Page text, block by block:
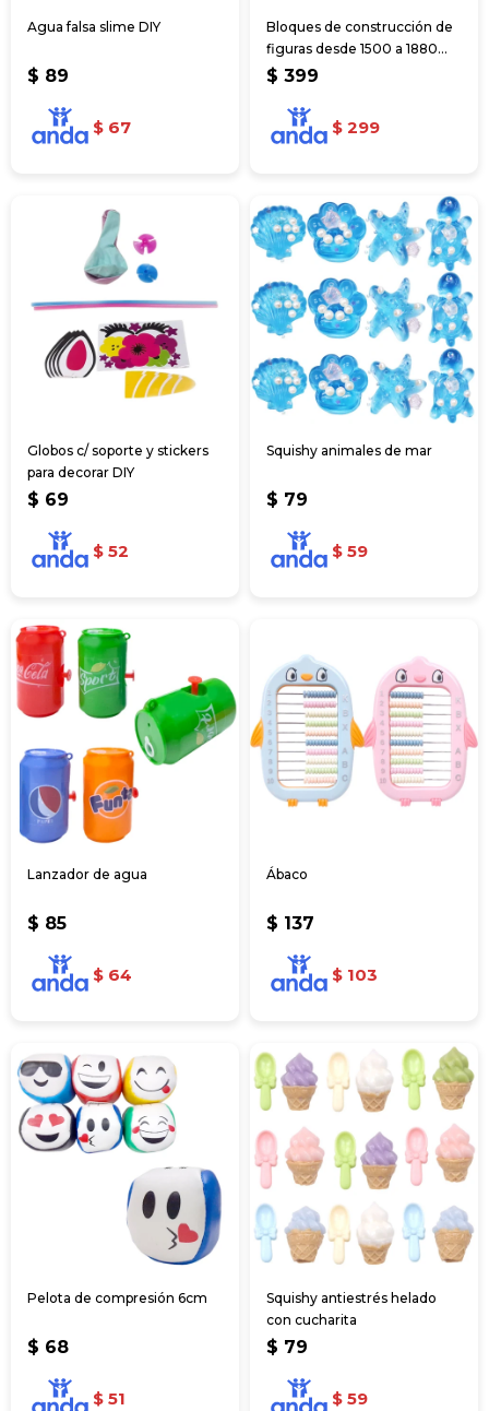
Agua falsa slime DIY
$ 89
$ 67
Bloques de construcción de
figuras desde 1500 a 1880
pcs
$ 399
$ 299
Globos c/ soporte y stickers
para decorar DIY
$ 69
$ 52
Squishy animales de mar
$ 79
$ 59
Lanzador de agua
$ 85
$ 64
Ábaco
$ 137
$ 103
Pelota de compresión 6cm
$ 68
$ 51
Squishy antiestrés helado
con cucharita
$ 79
$ 59